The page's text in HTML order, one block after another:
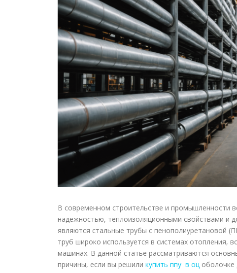
В современном строительстве и промышленности
надежностью, теплоизоляционными свойствами и
являются стальные трубы с пенополиуретановой
труб широко используется в системах отопления,
машинах. В данной статье рассматриваются
причины, если вы решили купить ппу в оц оболочке